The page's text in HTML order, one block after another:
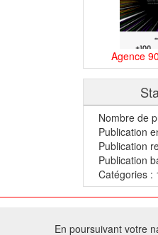
Agence
Nombre de
Publication
Publication
Publication
Catégories :
En poursuivant votre